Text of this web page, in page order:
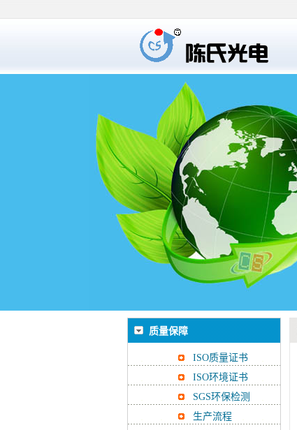
质量保障
ISO质量证书
ISO环境证书
SGS环保检测
生产流程